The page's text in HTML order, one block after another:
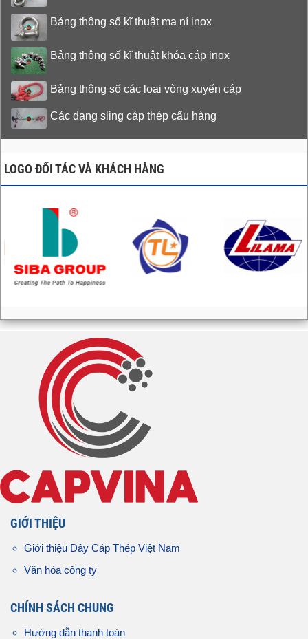
Bảng thông số kĩ thuật ma ní inox
Bảng thông số kĩ thuật khóa cáp inox
Bảng thông số các loại vòng xuyến cáp
Các dạng sling cáp thép cẩu hàng
LOGO ĐỐI TÁC VÀ KHÁCH HÀNG
GIỚI THIỆU
Giới thiệu Dây Cáp Thép Việt Nam
Văn hóa công ty
CHÍNH SÁCH CHUNG
Hướng dẫn thanh toán